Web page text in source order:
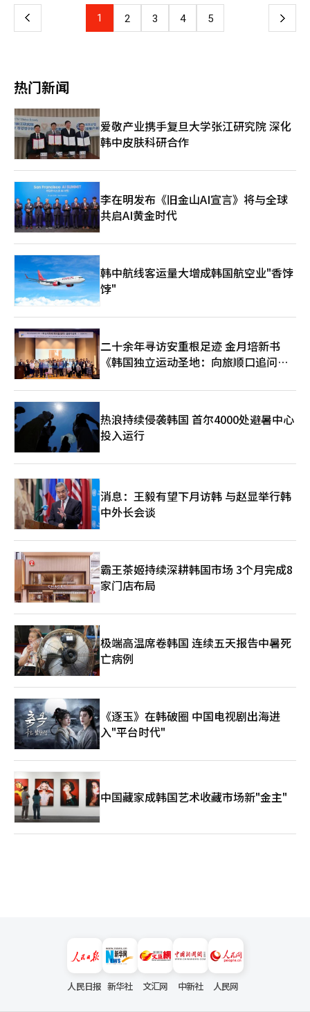
申请方式和使用期限等信息。 补贴的使用期限为8月31日。使用地
点限于居住地所在的地方自治团体。补贴可在年营业额不超过30亿
韩元的小商户中使用，旨在促进社区消费和小商圈的发展。然而，
未来油价走势和物价情况，考虑是否进行进一步的应对措施。※
亲家庭等弱势群体中尚未申请的人也可以在此期间申请。救助金的
使用期限为8月31日，逾期未使用的金额将作废。 申请方式与去年
30亿韩元以下的加盟店和小商户店铺。不过，加油站可在没有营业
负担，同时补充地区消费。由于使用期限已确定，受益者需提前确
认申请时间及可使用的地区和行业。※ 本报道经人工智能（AI）系
统翻译与编辑。
的不便和混乱。 金副部长检查了预付卡等线下发放方式的物资是
否充足，并指出，前来居民中心的居民中，许多是无法进行在线申
式，确保所有人都能顺利领取高油价补助金。 针对70%的国民，
第二轮高油价补助金将于18日上午9时通过线上和线下同时开始发
放。单职工家庭中，职工参保的单人家庭可领取13万韩元，双人家
庭可领取14万韩元；地区参保的单人家庭可领取8万韩元，双人家
庭可领取12万韩元。 申请的第一周，为了防止窗口拥堵和系统过
载，将根据出生年份的最后一位数字实施分日制。 金副部长表
示：“此次第二轮发放对象人数扩大，因此需要做好细致的事前准
备，确保每位国民都能顺利申请和领取补助金。”他还指出，尽管
当前工作负担较大，但行政安全部和地方政府将更加紧密合作，确
保国民能够迅速无误地领取补助金。※ 本报道经人工智能（AI）系
统翻译与编辑。
上 1 2 3 4 5 下
热门新闻
爱敬产业携手复旦大学张江研究院 深化
韩中皮肤科研合作
李在明发布《旧金山AI宣言》将与全球
共启AI黄金时代
韩中航线客运量大增成韩国航空业"香饽
饽"
二十余年寻访安重根足迹 金月培新书
《韩国独立运动圣地：向旅顺口追问历
热浪持续侵袭韩国 首尔4000处避暑中心
投入运行
消息：王毅有望下月访韩 与赵显举行韩
中外长会谈
霸王茶姬持续深耕韩国市场 3个月完成8
家门店布局
极端高温席卷韩国 连续五天报告中暑死
亡病例
《逐玉》在韩破圈 中国电视剧出海进
入"平台时代"
中国藏家成韩国艺术收藏市场新"金主"
人民日报 新华社 文汇网 中新社 人民网